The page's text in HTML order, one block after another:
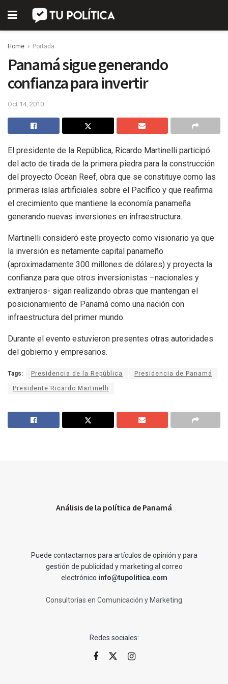
Home Portada
Panamá sigue generando
confianza para invertir
Oct 14, 2010
El presidente de la República, Ricardo Martinelli participó
del acto de tirada de la primera piedra para la construcción
del proyecto Ocean Reef, obra que se constituye como las
primeras islas artificiales sobre el Pacífico y que reafirma
el crecimiento que mantiene la economía panameña
generando nuevas inversiones en infraestructura.
Martinelli consideró este proyecto como visionario ya que
la inversión es netamente capital panameño
(aproximadamente 300 millones de dólares) y proyecta la
confianza para que otros inversionistas –nacionales y
extranjeros- sigan realizando obras que mantengan el
posicionamiento de Panamá como una nación con
infraestructura del primer mundo.
Durante el evento estuvieron presentes otras autoridades
del gobierno y empresarios.
Tags: Presidencia de la República Presidencia de Panamá
Presidente Ricardo Martinelli
Análisis de la política de Panamá
Puede contactarnos para artículos de opinión y para
gestión de publicidad y marketing al correo
electrónico info@tupolitica.com
Consultorías en Comunicación y Marketing
Redes sociales: